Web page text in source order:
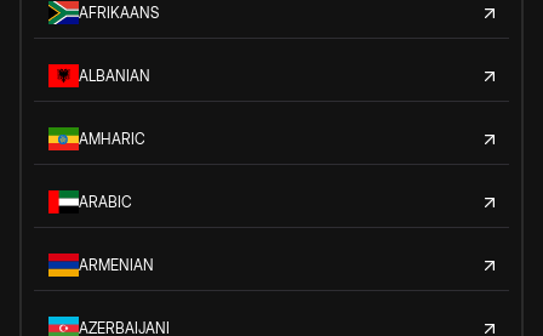
AFRIKAANS
ALBANIAN
AMHARIC
ARABIC
ARMENIAN
AZERBAIJANI